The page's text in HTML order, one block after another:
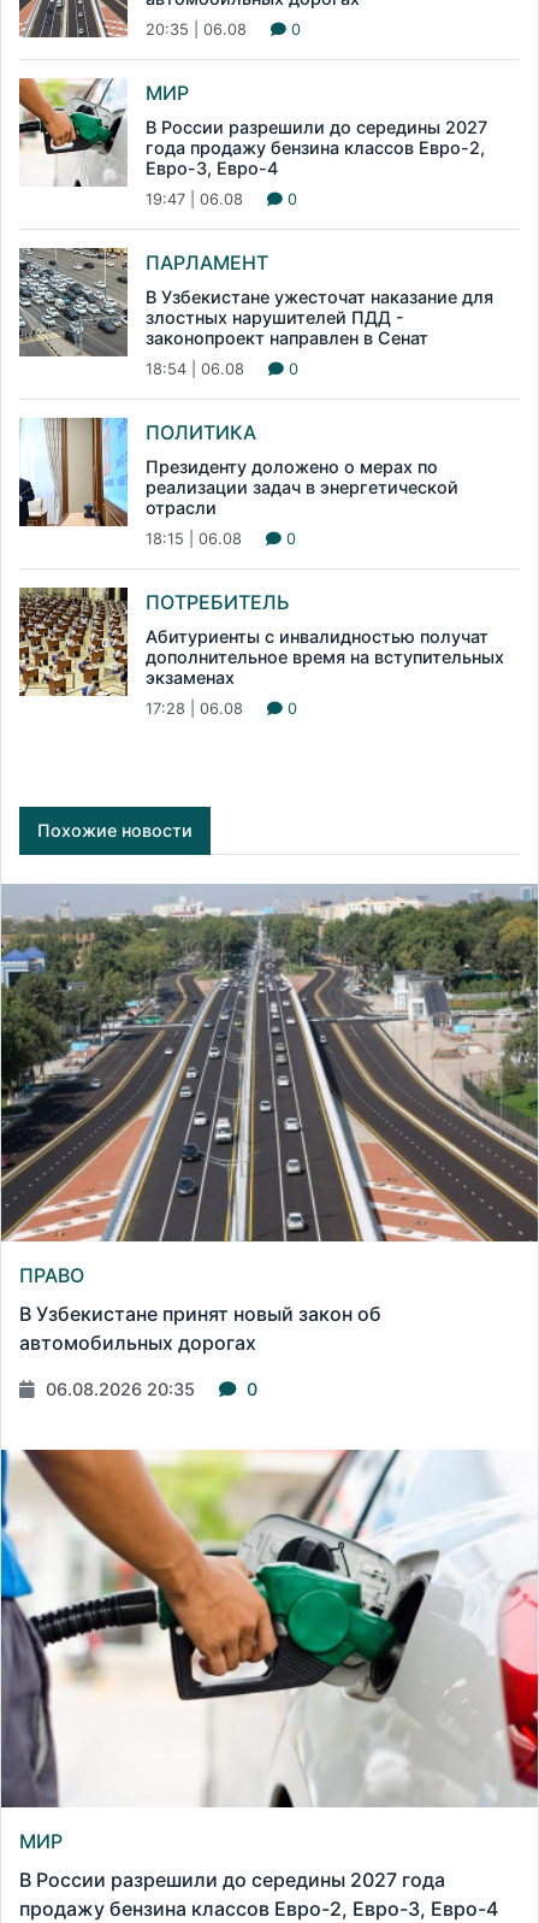
20:35 | 06.08 0
МИР
В России разрешили до середины 2027
года продажу бензина классов Евро-2,
Евро-3, Евро-4
19:47 | 06.08 0
ПАРЛАМЕНТ
В Узбекистане ужесточат наказание для
злостных нарушителей ПДД -
законопроект направлен в Сенат
18:54 | 06.08 0
ПОЛИТИКА
Президенту доложено о мерах по
реализации задач в энергетической
отрасли
18:15 | 06.08 0
ПОТРЕБИТЕЛЬ
Абитуриенты с инвалидностью получат
дополнительное время на вступительных
экзаменах
17:28 | 06.08 0
Похожие новости
ПРАВО
В Узбекистане принят новый закон об
автомобильных дорогах
06.08.2026 20:35 0
МИР
В России разрешили до середины 2027 года
продажу бензина классов Евро-2, Евро-3, Евро-4